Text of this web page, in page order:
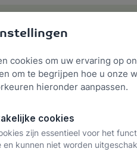
cookies om uw ervaring op
om te begrijpen hoe u onze
hieronder aanpassen.
cookies
zijn essentieel voor het
en kunnen niet worden